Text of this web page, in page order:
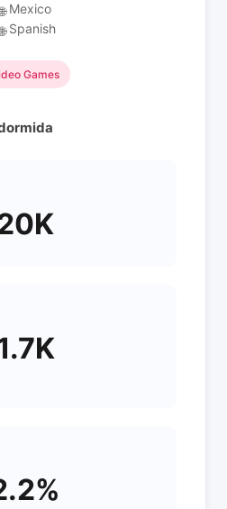
Mexico
Spanish
Games